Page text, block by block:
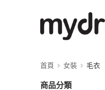
首頁 女裝 毛衣
商品分類